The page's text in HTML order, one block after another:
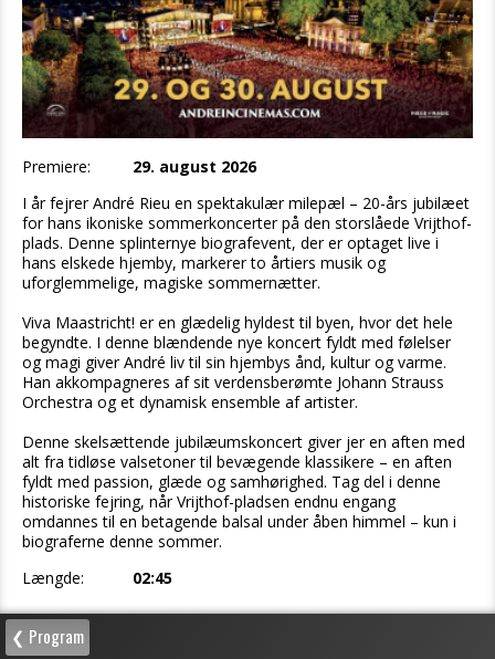
Premiere:
29. august 2026
I år fejrer André Rieu en spektakulær milepæl – 20-års jubilæet
for hans ikoniske sommerkoncerter på den storslåede Vrijthof-
plads. Denne splinternye biografevent, der er optaget live i
hans elskede hjemby, markerer to årtiers musik og
uforglemmelige, magiske sommernætter.
Viva Maastricht! er en glædelig hyldest til byen, hvor det hele
begyndte. I denne blændende nye koncert fyldt med følelser
og magi giver André liv til sin hjembys ånd, kultur og varme.
Han akkompagneres af sit verdensberømte Johann Strauss
Orchestra og et dynamisk ensemble af artister.
Denne skelsættende jubilæumskoncert giver jer en aften med
alt fra tidløse valsetoner til bevægende klassikere – en aften
fyldt med passion, glæde og samhørighed. Tag del i denne
historiske fejring, når Vrijthof-pladsen endnu engang
omdannes til en betagende balsal under åben himmel – kun i
biograferne denne sommer.
Længde:
02:45
❮ Program